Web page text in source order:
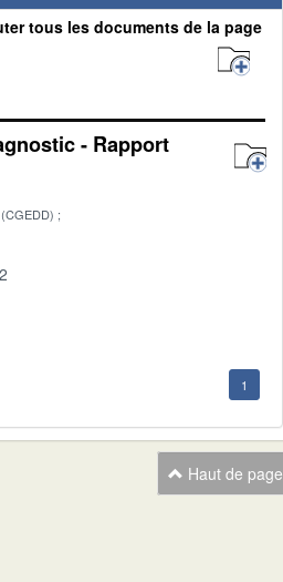
tous les documents de la page
- Rapport
1
Haut de page